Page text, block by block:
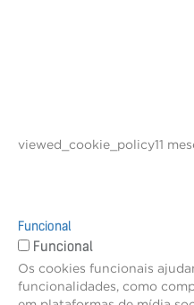
viewed_cookie_policy 11
Funcional
Funcional
Os cookies funcionais
funcionalidades, como